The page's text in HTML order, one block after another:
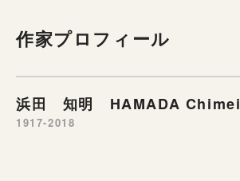
作家プロフィール
浜田 知明 HAMADA Chimei
1917-2018